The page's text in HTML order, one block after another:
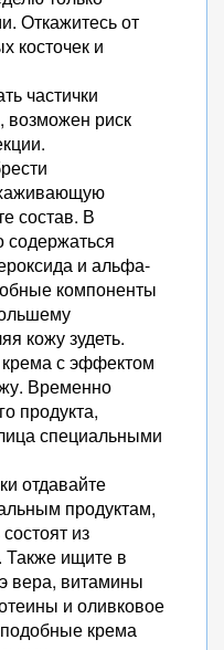
Откажитесь от
косточек и
частички
возможен риск
состав. В
содержаться
и альфа-
компоненты
кожу зудеть.
с эффектом
Временно
продукта,
специальными
отдавайте
продуктам,
из
Также ищите в
вера, витамины
и оливковое
крема